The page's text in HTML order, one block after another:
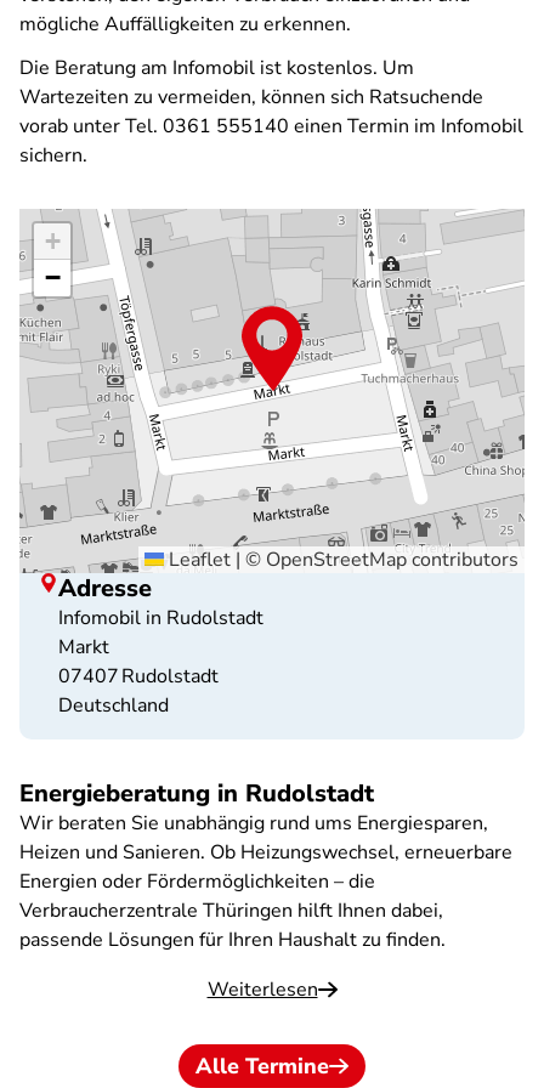
mögliche Auffälligkeiten zu erkennen.
Die Beratung am Infomobil ist kostenlos. Um
Wartezeiten zu vermeiden, können sich Ratsuchende
vorab unter Tel. 0361 555140 einen Termin im Infomobil
sichern.
+
−
Leaflet | © OpenStreetMapcontributors
Adresse
Infomobil in Rudolstadt
Markt
07407Rudolstadt
Deutschland
Energieberatung in Rudolstadt
Wir beraten Sie unabhängig rund ums Energiesparen,
Heizen und Sanieren. Ob Heizungswechsel, erneuerbare
Energien oder Fördermöglichkeiten – die
Verbraucherzentrale Thüringen hilft Ihnen dabei,
passende Lösungen für Ihren Haushalt zu finden.
Weiterlesen
Alle Termine